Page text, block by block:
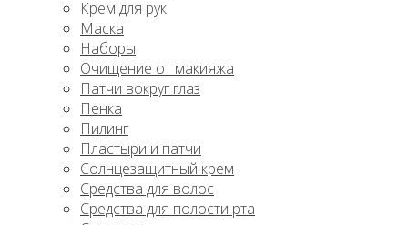
Крем для рук
Маска
Наборы
Очищение от макияжа
Патчи вокруг глаз
Пенка
Пилинг
Пластыри и патчи
Солнцезащитный крем
Средства для волос
Средства для полости рта